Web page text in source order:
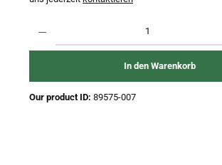
In den Warenkorb
Our product ID: 89575-007